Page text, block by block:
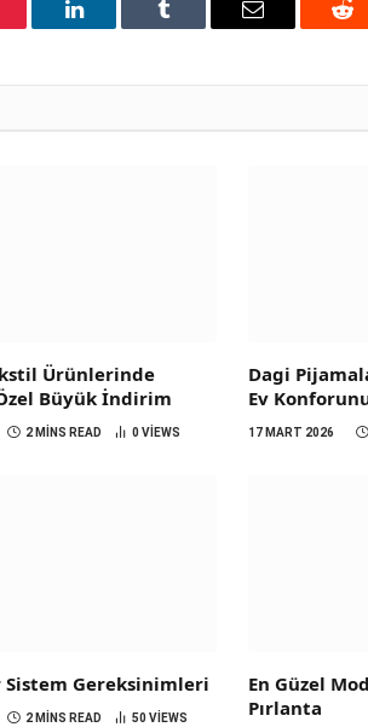
LinkedIn Tumblr Email
Ürünlerinde
Büyük İndirim
2 MINS READ 0VIEWS
Dagi
Ev
17 MART 2026
Sistem Gereksinimleri
2 MINS READ 50VIEWS
En Güzel
Pırlanta